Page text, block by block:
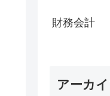
財務会計
アーカ